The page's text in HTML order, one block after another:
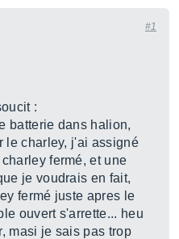
#1
:
batterie dans halion,
le charley, j'ai assigné
fermé, et une
je voudrais en fait,
fermé juste apres le
ouvert s'arrette... heu
masi je sais pas trop